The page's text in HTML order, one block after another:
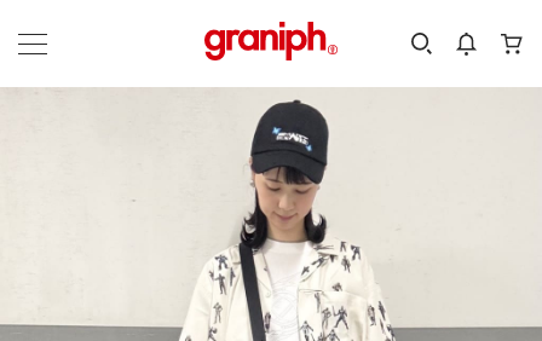
カテゴリーから探す
MEN KIDS